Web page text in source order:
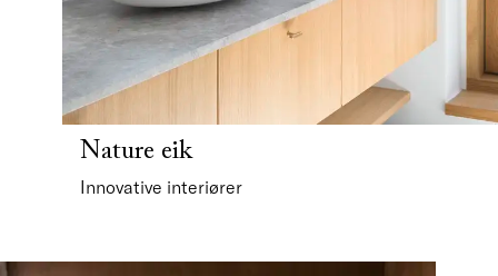
Nature eik
Innovative interiører